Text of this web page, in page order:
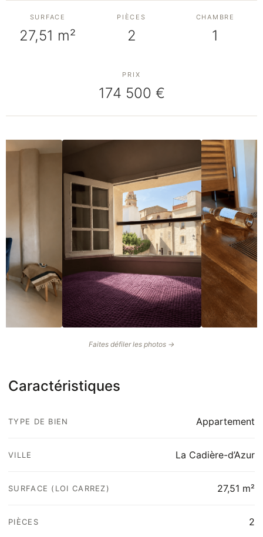
SURFACE
27,51 m²
PIÈCES
2
CHAMBRE
1
PRIX
174 500 €
Faites défiler les photos →
Caractéristiques
TYPE DE BIEN Appartement
VILLE La Cadière-d’Azur
SURFACE (LOI CARREZ) 27,51 m²
PIÈCES 2